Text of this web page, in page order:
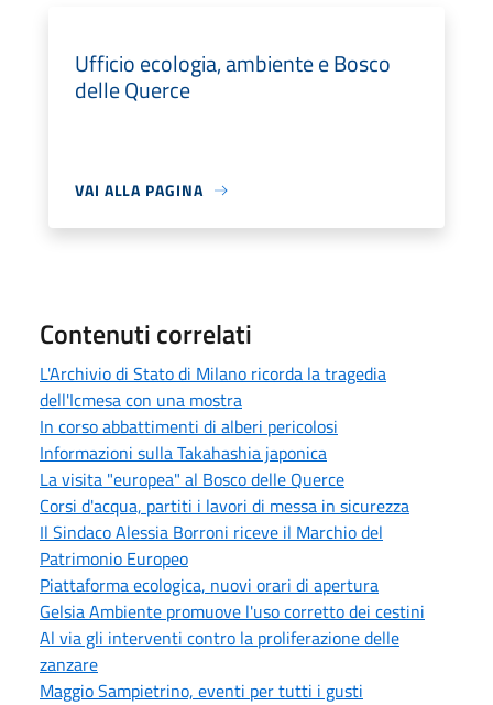
Ufficio ecologia, ambiente e Bosco
delle Querce
VAI ALLA PAGINA
Contenuti correlati
L'Archivio di Stato di Milano ricorda la tragedia
dell'Icmesa con una mostra
In corso abbattimenti di alberi pericolosi
Informazioni sulla Takahashia japonica
La visita "europea" al Bosco delle Querce
Corsi d'acqua, partiti i lavori di messa in sicurezza
Il Sindaco Alessia Borroni riceve il Marchio del
Patrimonio Europeo
Piattaforma ecologica, nuovi orari di apertura
Gelsia Ambiente promuove l'uso corretto dei cestini
Al via gli interventi contro la proliferazione delle
zanzare
Maggio Sampietrino, eventi per tutti i gusti